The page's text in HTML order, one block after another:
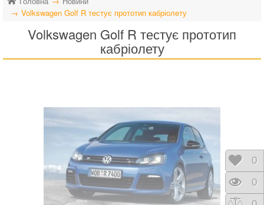
Volkswagen Golf R тестує прототип кабріолету
Volkswagen Golf R тестує прототип
кабріолету
0
0